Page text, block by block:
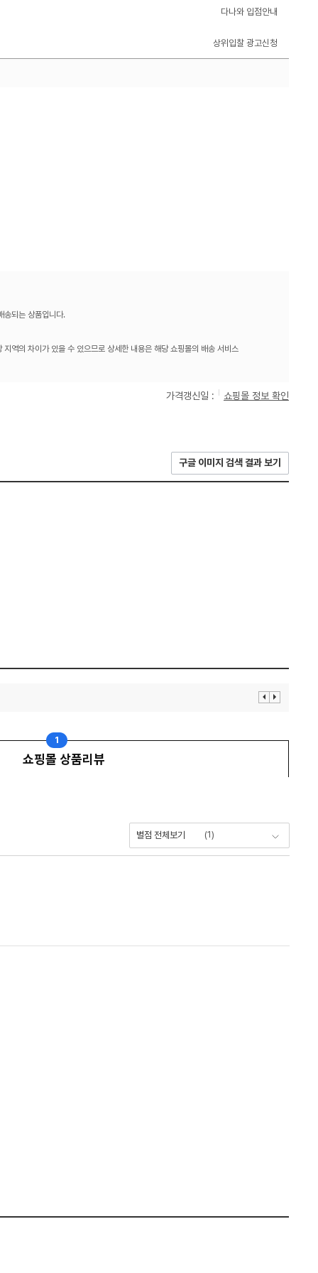
다나와 입점안내
상위입찰 광고신청
송되는 상품입니다.
역의 차이가 있을 수 있으므로 상세한 내용은 해당 쇼핑몰의 배송 서비스
가격갱신일 : 쇼핑몰 정보 확인
구글 이미지 검색 결과 보기
이 다
쇼핑몰 상품리뷰
1
별점 전체보기 (1)